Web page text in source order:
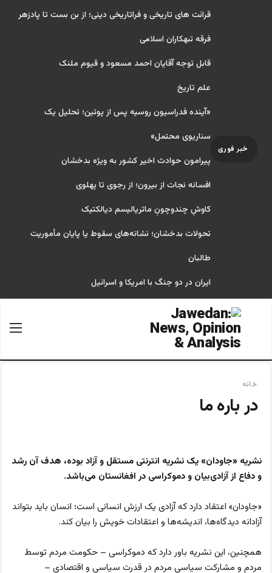
خبر فوری
قرائت های تاریخی و فراتاریخی دینی؛ از بن بست تا پادزهر
فرقه تبهکاران اسلامی
قابل توجه آقایان احمد مسعود و قیوم ملنک
علم تاریخ
«آینده فدراسیون روسیه پس از پوتین؛ تحلیل یک
سناریوی محتمل»
پیرامون حوادث اخیر کشور به ویژه بدخشان
افسانه نجات از بیرون؛ از رجوی تا پهلوی
کاوشِ چندو‌چونِ ماتریالیسم دیالکتیک
تحولات بدخشان؛ نشانه‌های سقوط یا پایان مأموریت
طالبان
ایران در دو جنگ با امریکا و اسرائیل
جستجو برای
خانه
در باره ما
نشریه «جاودان» یک نشریه انترنتی مستقل و آزاد بوده، هدف آن رشد
و دفاع از آزادی‌بیان و دموکراسی در افغانستان می‌باشد.
«جاودان» اعتقاد دارد که آزادی یک ارزش انسانی است؛ انسان باید بتواند
آزادانه دیدگاه‌ها، انديشه‌ها و اعتقادات خویش را بيان كند.
همچنین، این نشریه باور دارد که دموکراسی – حکومت مردم توسط
مردم و مشارکت سیاسی مردم در قدرت سیاسی و اقتصادی –